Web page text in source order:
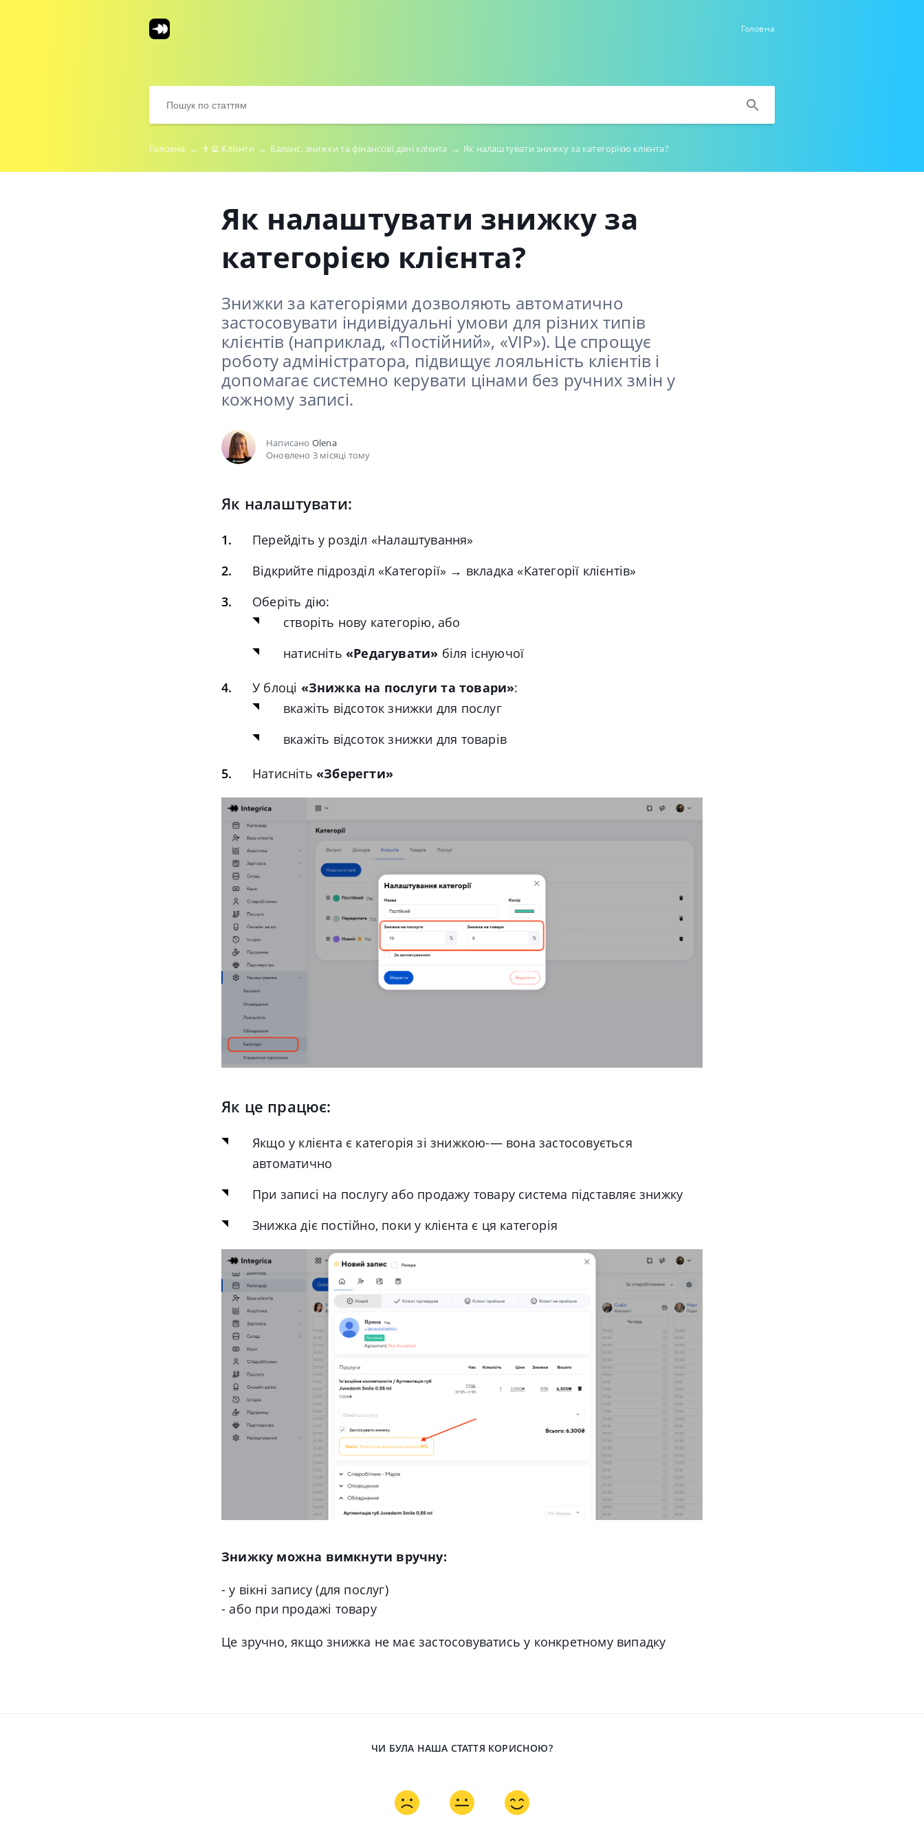
Головна
Головна → 👨‍💻 Клієнти → Баланс, знижки та фінансові дані клієнта → Як налаштувати знижку за категорією клієнта?
Як налаштувати знижку за
категорією клієнта?
Знижки за категоріями дозволяють автоматично
застосовувати індивідуальні умови для різних типів
клієнтів (наприклад, «Постійний», «VIP»). Це спрощує
роботу адміністратора, підвищує лояльність клієнтів і
допомагає системно керувати цінами без ручних змін у
кожному записі.
Написано Olena
Оновлено 3 місяці тому
Як налаштувати:
Перейдіть у розділ «Налаштування»
Відкрийте підрозділ «Категорії» → вкладка «Категорії клієнтів»
Оберіть дію:
створіть нову категорію, або
натисніть «Редагувати» біля існуючої
У блоці «Знижка на послуги та товари»:
вкажіть відсоток знижки для послуг
вкажіть відсоток знижки для товарів
Натисніть «Зберегти»
Як це працює:
Якщо у клієнта є категорія зі знижкою-— вона застосовується
автоматично
При записі на послугу або продажу товару система підставляє знижку
Знижка діє постійно, поки у клієнта є ця категорія
Знижку можна вимкнути вручну:
- у вікні запису (для послуг)
- або при продажі товару
Це зручно, якщо знижка не має застосовуватись у конкретному випадку
ЧИ БУЛА НАША СТАТТЯ КОРИСНОЮ?